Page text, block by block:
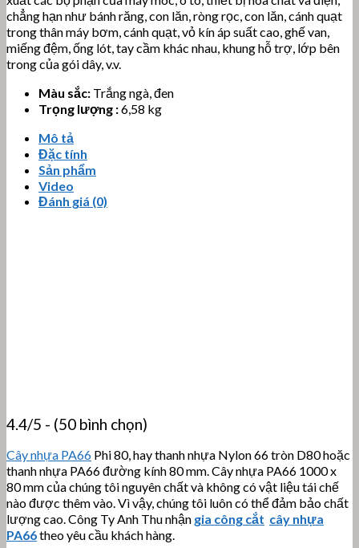
chẳng hạn như bánh răng, con lăn, ròng rọc, con lăn, cánh quạt
trong thân máy bơm, cánh quạt, vỏ kín áp suất cao, ghế van,
miếng đệm, ống lót, tay cầm khác nhau, khung hỗ trợ, lớp bên
trong của gói dây, v.v.
Màu sắc: Trắng ngà, đen
Trọng lượng :6,58 kg
Mô tả
Đặc tính
Sản phẩm
Video
Đánh giá (0)
4.4/5 - (50 bình chọn)
Cây nhựa PA66 Phi 80, hay thanh nhựa Nylon 66 tròn D80 hoặc
thanh nhựa PA66 đường kính 80 mm. Cây nhựa PA66 1000 x
80 mm của chúng tôi nguyên chất và không có vật liệu tái chế
nào được thêm vào. Vì vậy, chúng tôi luôn có thể đảm bảo chất
lượng cao. Công Ty Anh Thu nhận gia công cắt cây nhựa
PA66theo yêu cầu khách hàng.